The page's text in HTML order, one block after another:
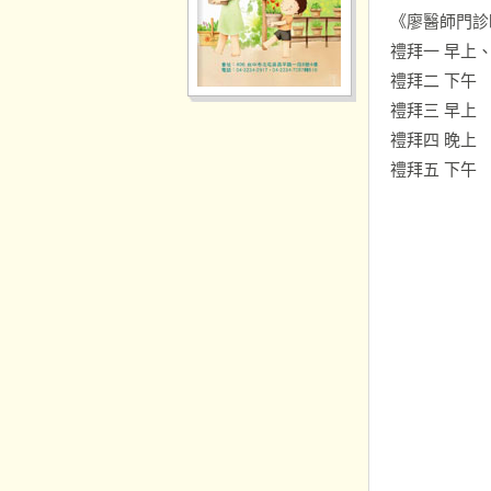
《廖醫師門診
禮拜一 早上
禮拜二 下午
禮拜三 早上
禮拜四 晚上
禮拜五 下午